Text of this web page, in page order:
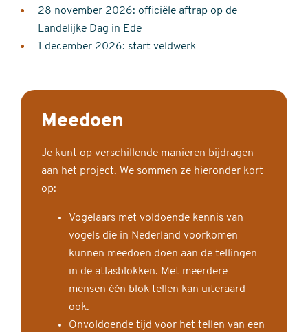
28 november 2026: officiële aftrap op de
Landelijke Dag in Ede
1 december 2026: start veldwerk
Meedoen
Je kunt op verschillende manieren bijdragen
aan het project. We sommen ze hieronder kort
op:
Vogelaars met voldoende kennis van
vogels die in Nederland voorkomen
kunnen meedoen doen aan de tellingen
in de atlasblokken. Met meerdere
mensen één blok tellen kan uiteraard
ook.
Onvoldoende tijd voor het tellen van een